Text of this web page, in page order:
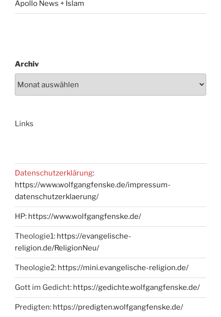
Apollo News + Islam
Archiv
Links
Datenschutzerklärung:
https://www.wolfgangfenske.de/impressum-
datenschutzerklaerung/
HP: https://www.wolfgangfenske.de/
Theologie1: https://evangelische-
religion.de/ReligionNeu/
Theologie2: https://mini.evangelische-religion.de/
Gott im Gedicht: https://gedichte.wolfgangfenske.de/
Predigten: https://predigten.wolfgangfenske.de/